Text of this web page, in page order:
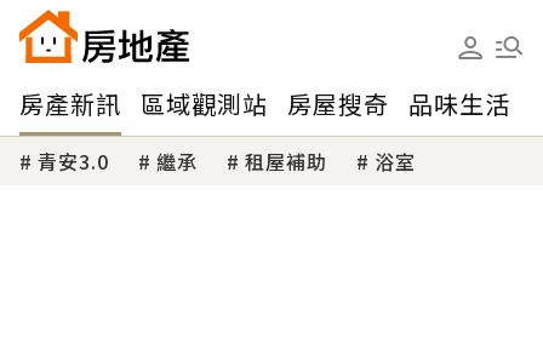
房產新訊 區域觀測站 房屋搜奇 品味生活
青安3.0 繼承 租屋補助 浴室